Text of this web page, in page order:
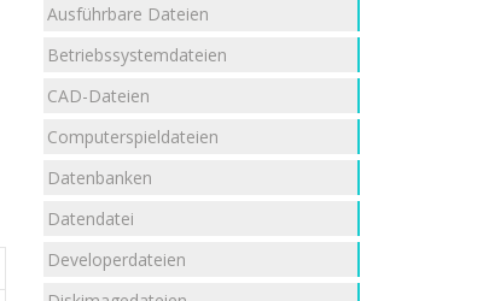
Ausführbare Dateien
Betriebssystemdateien
CAD-Dateien
Computerspieldateien
Datenbanken
Datendatei
Developerdateien